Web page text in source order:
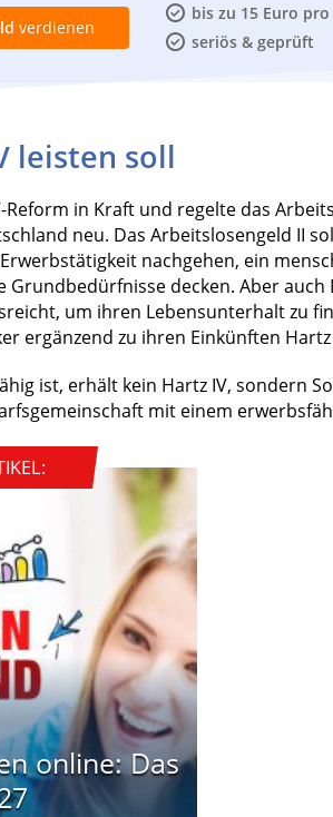
bis zu 15 Euro
seriös & geprüft
verdienen
leisten soll
Reform in Kraft und regelte das
neu. Das Arbeitslosengeld II
nachgehen, ein
Grundbedürfnisse decken. Aber auch
um ihren Lebensunterhalt zu
ergänzend zu ihren Einkünften Hartz
ist, erhält kein Hartz IV, sondern
mit einem
online: Das
Ihr